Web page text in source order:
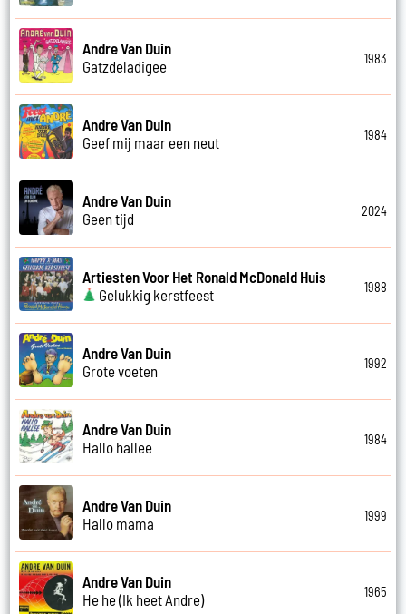
Andre Van Duin
Gatzdeladigee
1983
Andre Van Duin
Geef mij maar een neut
1984
Andre Van Duin
Geen tijd
2024
Artiesten Voor Het Ronald McDonald Huis
Gelukkig kerstfeest
1988
Andre Van Duin
Grote voeten
1992
Andre Van Duin
Hallo hallee
1984
Andre Van Duin
Hallo mama
1999
Andre Van Duin
He he (Ik heet Andre)
1965